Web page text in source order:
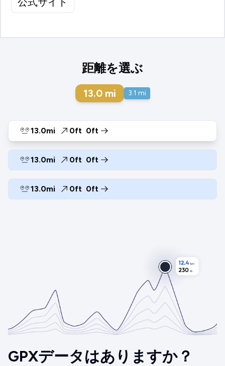
距離を選ぶ
13.0 mi 3.1 mi
13.0mi 0ft 0ft
13.0mi 0ft 0ft
13.0mi 0ft 0ft
GPXデータはありますか？